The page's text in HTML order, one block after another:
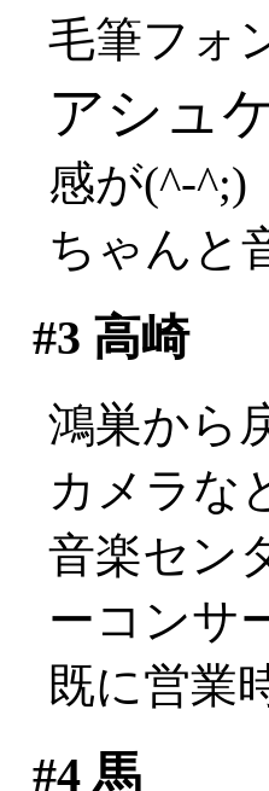
毛筆フォ
アシュ
感が(^-^;)
ちゃんと
#3 高崎
鴻巣から
カメラな
音楽セン
ーコンサ
既に営業
#4馬